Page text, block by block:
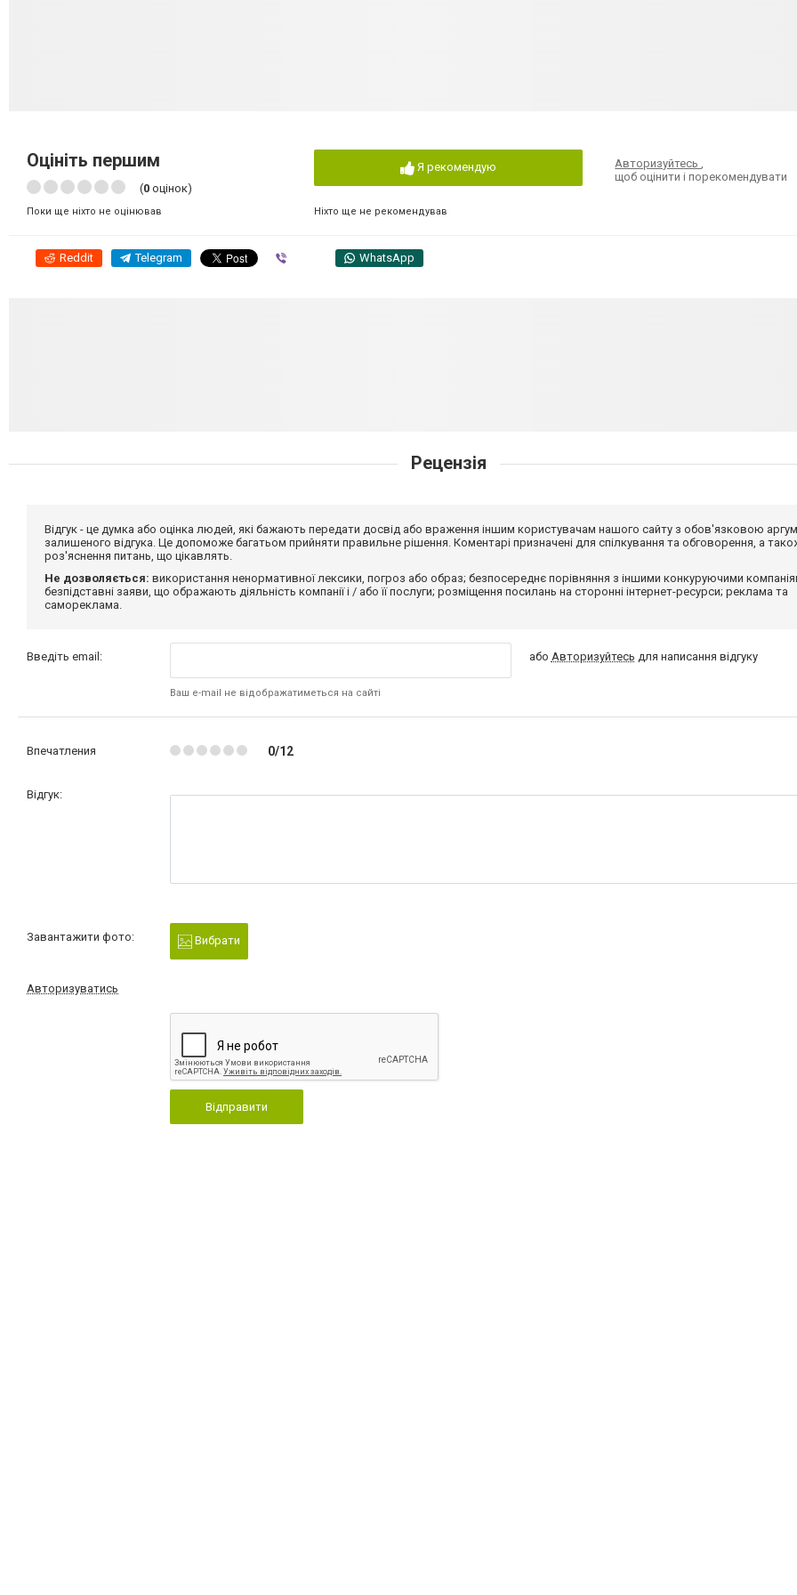
Оцініть першим
(0 оцінок)
Поки ще ніхто не оцінював
Я рекомендую
Ніхто ще не рекомендував
Авторизуйтесь,
щоб оцінити і порекомендувати
Reddit Telegram WhatsApp
Рецензія
Відгук - це думка або оцінка людей, які бажають передати досвід або враження іншим користувачам нашого сайту з обов'язковою
залишеного відгука. Це допоможе багатьом прийняти правильне рішення. Коментарі призначені для спілкування та обговорення, а
роз'яснення питань, що цікавлять.
Не дозволяється: використання ненормативної лексики, погроз або образ; безпосереднє порівняння з іншими конкуруючими
безпідставні заяви, що ображають діяльність компанії і / або її послуги; розміщення посилань на сторонні інтернет-ресурси; реклама та
самореклама.
Введіть email:
Ваш e-mail не відображатиметься на сайті
або Авторизуйтесь для написання відгуку
Впечатления 0/12
Відгук:
Завантажити фото: Вибрати
Авторизуватись
Відправити